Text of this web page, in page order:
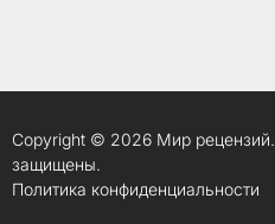
Copyright © 2026 Мир рецензий.
защищены.
Политика конфиденциальности